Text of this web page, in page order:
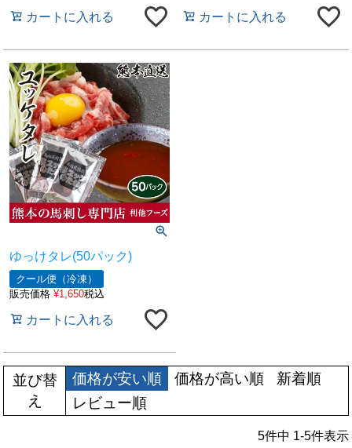
カートに入れる カートに入れる
ゆっけタレ(50パック)
クール便（冷凍）
販売価格 ¥1,650税込
カートに入れる
並び替
え
価格が安い順 価格が高い順
新着順
レビュー順
5件中 1-5件表示